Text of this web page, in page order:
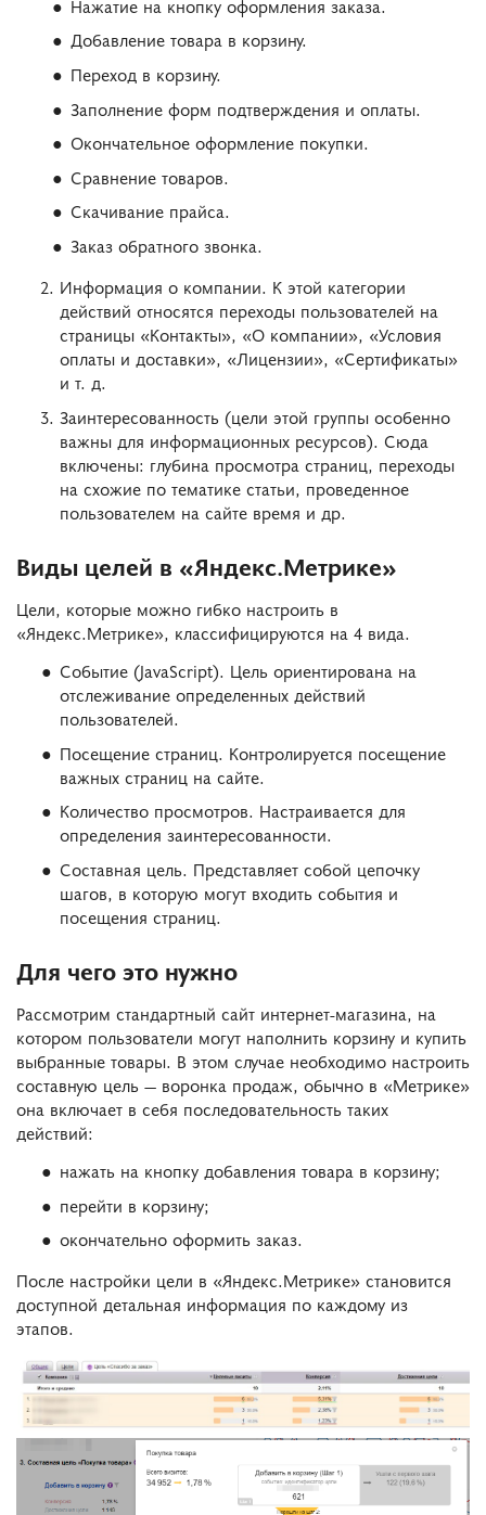
Нажатие на кнопку оформления заказа.
Добавление товара в корзину.
Переход в корзину.
Заполнение форм подтверждения и оплаты.
Окончательное оформление покупки.
Сравнение товаров.
Скачивание прайса.
Заказ обратного звонка.
Информация о компании. К этой категории
действий относятся переходы пользователей на
страницы «Контакты», «О компании», «Условия
оплаты и доставки», «Лицензии», «Сертификаты»
и т. д.
Заинтересованность (цели этой группы особенно
важны для информационных ресурсов). Сюда
включены: глубина просмотра страниц, переходы
на схожие по тематике статьи, проведенное
пользователем на сайте время и др.
Виды целей в «Яндекс.Метрике»
Цели, которые можно гибко настроить в
«Яндекс.Метрике», классифицируются на 4 вида.
Событие (JavaScript). Цель ориентирована на
отслеживание определенных действий
пользователей.
Посещение страниц. Контролируется посещение
важных страниц на сайте.
Количество просмотров. Настраивается для
определения заинтересованности.
Составная цель. Представляет собой цепочку
шагов, в которую могут входить события и
посещения страниц.
Для чего это нужно
Рассмотрим стандартный сайт интернет-магазина, на
котором пользователи могут наполнить корзину и купить
выбранные товары. В этом случае необходимо настроить
составную цель — воронка продаж, обычно в «Метрике»
она включает в себя последовательность таких
действий:
нажать на кнопку добавления товара в корзину;
перейти в корзину;
окончательно оформить заказ.
После настройки цели в «Яндекс.Метрике» становится
доступной детальная информация по каждому из
этапов.